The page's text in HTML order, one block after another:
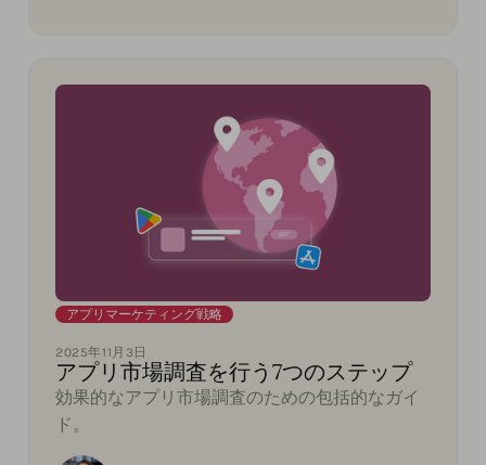
アプリマーケティング戦略
2025年11月3日
アプリ市場調査を行う7つのステップ
効果的なアプリ市場調査のための包括的なガイ
ド。